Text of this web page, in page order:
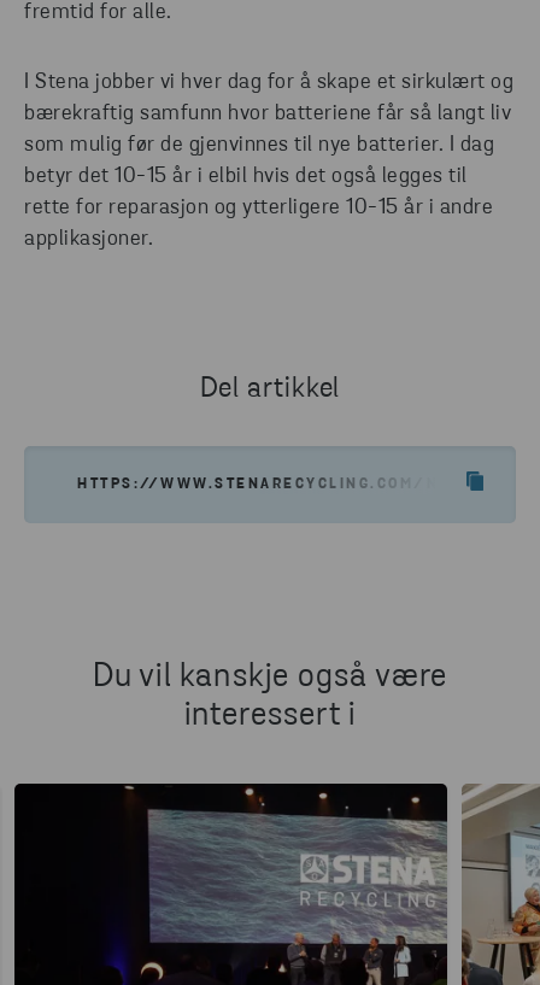
fremtid for alle.
I Stena jobber vi hver dag for å skape et sirkulært og
bærekraftig samfunn hvor batteriene får så langt liv
som mulig før de gjenvinnes til nye batterier. I dag
betyr det 10-15 år i elbil hvis det også legges til
rette for reparasjon og ytterligere 10-15 år i andre
applikasjoner.
Del artikkel
HTTPS://WWW.STENARECYCLING.COM/NO/
Du vil kanskje også være
interessert i